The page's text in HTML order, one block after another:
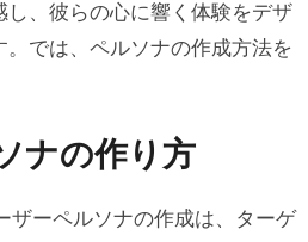
名：ビジネスクラスの尾藤
名：ヘビーホール（重い荷
）の平助さん
し、彼らの心に響く体験をデザ
では、ペルソナの作成方法を
ナの作り方
ザーペルソナの作成は、ターゲ